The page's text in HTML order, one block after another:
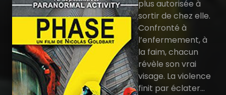
plus autorisée à
sortir de chez elle.
Confronté à
l’enfermement, à
la faim, chacun
révèle son vrai
visage. La violence
finit par éclater…